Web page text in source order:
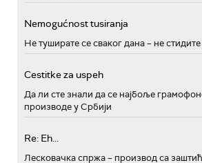
Nemogućnost tusiranja
Не туширате се сваког дана – не стидите
Cestitke za uspeh
Да ли сте знали да се најбоље
производе у Србији
Re: Eh...
Лесковачка спржа – производ са